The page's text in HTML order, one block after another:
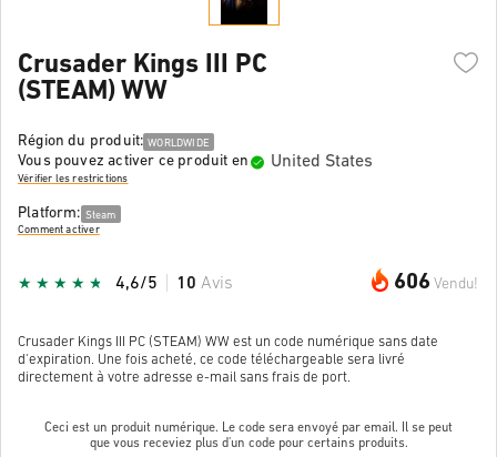
Crusader Kings III PC
(STEAM) WW
Région du produit: WORLDWIDE
Vous pouvez activer ce produit en United States
Vérifier les restrictions
Platform: Steam
Comment activer
606 Vendu!
4,6/5 10 Avis
Crusader Kings III PC (STEAM) WW est un code numérique sans date
d'expiration. Une fois acheté, ce code téléchargeable sera livré
directement à votre adresse e-mail sans frais de port.
Ceci est un produit numérique. Le code sera envoyé par email. Il se peut
que vous receviez plus d'un code pour certains produits.